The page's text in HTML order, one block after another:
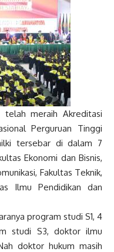
telah meraih Akreditasi
Perguruan Tinggi
tersebar di dalam 7
Ekonomi dan Bisnis,
Fakultas Teknik,
Ilmu Pendidikan dan
program studi S1, 4
studi S3, doktor ilmu
doktor hukum masih